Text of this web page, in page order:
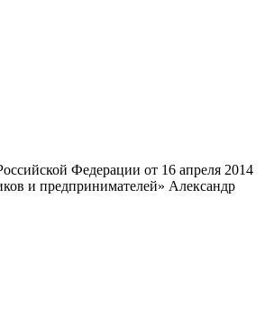
Федерации от 16 апреля 2014
и предпринимателей» Александр